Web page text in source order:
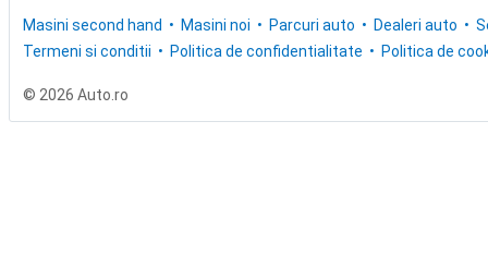
Masini second hand Masini noi Parcuri auto Dealeri auto
Termeni si conditii
Politica de confidentialitate Politica de
© 2026 Auto.ro